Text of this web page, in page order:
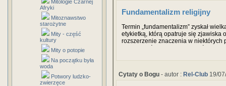
Mitologie Czarnej
Afryki
Mitoznawstwo
starożytne
Mity - część
kultury
Mity o potopie
Na początku była
woda
Potwory ludzko-
zwierzęce
Fundamentalizm religijny
Termin „fundamentalizm” zyskał
etykietką, którą opatruje się zjawiska
rozszerzenie znaczenia w niektórych
się ku przebrzmiałej już przeszłości,
Cytaty o Bogu - autor : Rel-Club 19/